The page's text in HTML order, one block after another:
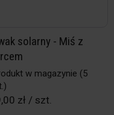
solarny - Miś z
w magazynie (5
zł / szt.